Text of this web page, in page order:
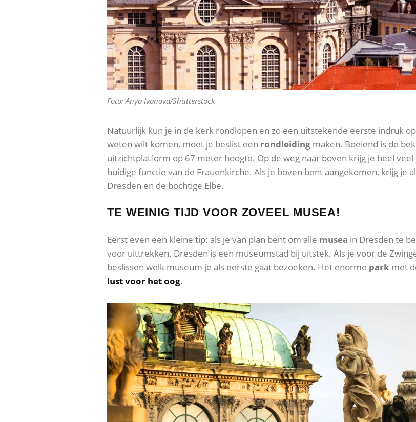
Foto: Anya Ivanova/Shutterstock
Natuurlijk kun je in de kerk rondlopen en zo een uitstekende eerste indruk
weten wilt komen, moet je beslist een rondleiding maken. Boeiend is de
uitzichtplatform op 67 meter hoogte. Op de weg naar boven krijg je heel
huidige functie van de Frauenkirche. Als je boven bent aangekomen, krijg je
Dresden en de bochtige Elbe.
TE WEINIG TIJD VOOR ZOVEEL MUSEA!
Eerst even een kleine tip: als je van plan bent om alle musea in Dresden te
voor uittrekken. Dresden is een museumstad bij uitstek. Als je voor de
beslissen welk museum je als eerste gaat bezoeken. Het enorme park met
lust voor het oog.